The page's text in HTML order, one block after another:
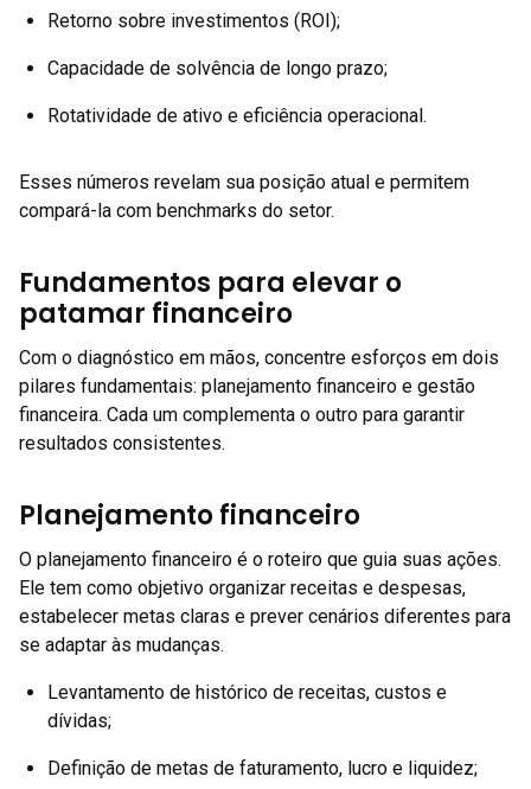
Retorno sobre investimentos (ROI);
Capacidade de solvência de longo prazo;
Rotatividade de ativo e eficiência operacional.
Esses números revelam sua posição atual e permitem
compará-la com benchmarks do setor.
Fundamentos para elevar o
patamar financeiro
Com o diagnóstico em mãos, concentre esforços em dois
pilares fundamentais: planejamento financeiro e gestão
financeira. Cada um complementa o outro para garantir
resultados consistentes.
Planejamento financeiro
O planejamento financeiro é o roteiro que guia suas ações.
Ele tem como objetivo organizar receitas e despesas,
estabelecer metas claras e prever cenários diferentes para
se adaptar às mudanças.
Levantamento de histórico de receitas, custos e
dívidas;
Definição de metas de faturamento, lucro e liquidez;